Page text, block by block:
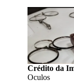
Crédito da
Oculos